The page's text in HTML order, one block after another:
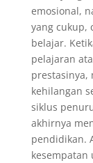
emosional,
yang cukup,
belajar.
pelajaran
prestasinya,
kehilangan
siklus
akhirnya
pendidikan.
kesempatan